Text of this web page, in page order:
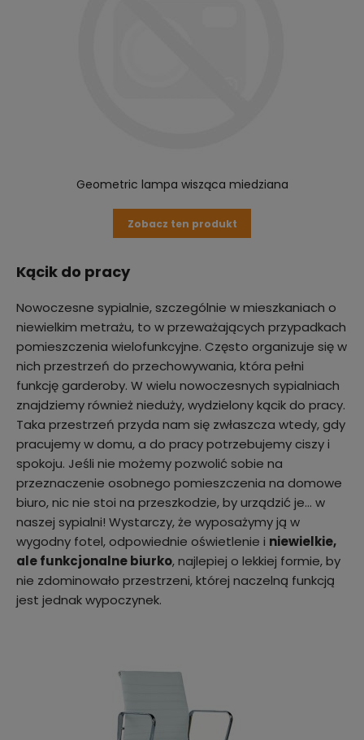
Geometric lampa wisząca miedziana
Zobacz ten produkt
Kącik do pracy
Nowoczesne sypialnie, szczególnie w mieszkaniach o
niewielkim metrażu, to w przeważających przypadkach
pomieszczenia wielofunkcyjne. Często organizuje się w
nich przestrzeń do przechowywania, która pełni
funkcję garderoby. W wielu nowoczesnych sypialniach
znajdziemy również nieduży, wydzielony kącik do pracy.
Taka przestrzeń przyda nam się zwłaszcza wtedy, gdy
pracujemy w domu, a do pracy potrzebujemy ciszy i
spokoju. Jeśli nie możemy pozwolić sobie na
przeznaczenie osobnego pomieszczenia na domowe
biuro, nic nie stoi na przeszkodzie, by urządzić je… w
naszej sypialni! Wystarczy, że wyposażymy ją w
wygodny fotel, odpowiednie oświetlenie i niewielkie,
ale funkcjonalne biurko, najlepiej o lekkiej formie, by
nie zdominowało przestrzeni, której naczelną funkcją
jest jednak wypoczynek.